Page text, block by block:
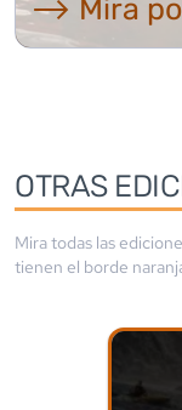
⟶ Mira
OTRAS
Mira todas las
tienen el borde